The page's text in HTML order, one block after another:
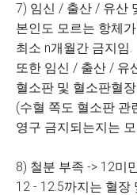
7) 임신 / 출산 / 유산
본인도 모르는 항체
최소 n개월간 금지임.
또한 임신 / 출산 / 유
혈소판 및 혈소판혈
(수혈 쪽도 혈소판 관
영구 금지되는지는
8) 철분 부족 -> 12미
12 - 12.5까지는 혈장